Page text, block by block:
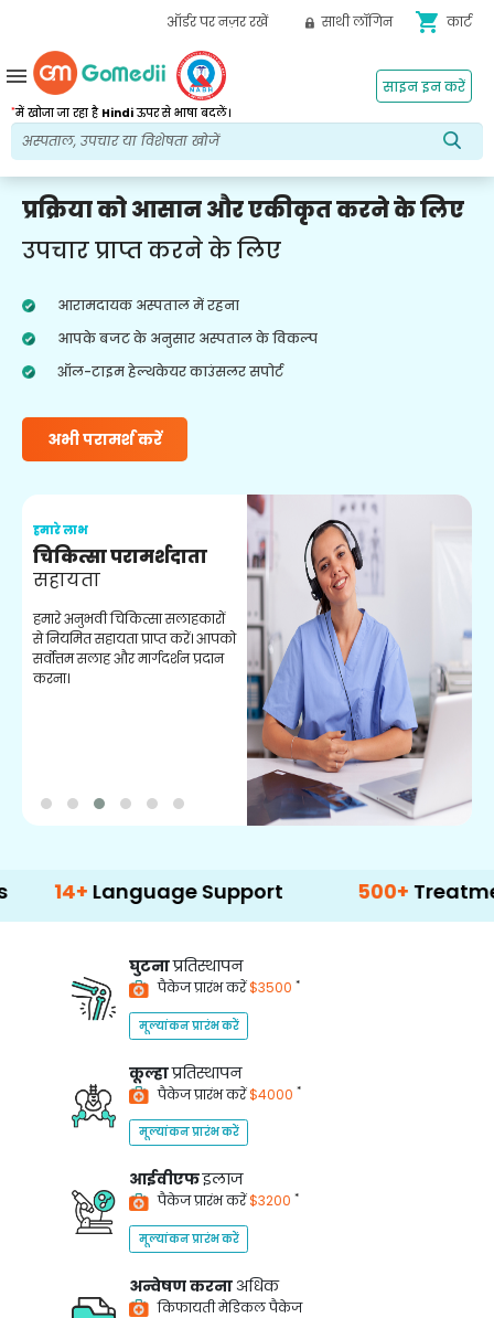
ऑर्डर पर नज़र रखें साथी लॉगिन shopping_cart कार्ट
*में खोजा जा रहा है Hindiऊपर से भाषा बदलें।
साइन इन करें
menu
प्रक्रिया को आसान और एकीकृत करने के लिए
उपचार प्राप्त करने के लिए
आरामदायक अस्पताल में रहना
आपके बजट के अनुसार अस्पताल के विकल्प
ऑल-टाइम हेल्थकेयर काउंसलर सपोर्ट
अभी परामर्श करें
हमारे लाभ
चिकित्सा परामर्शदाता
सहायता
हमारे अनुभवी चिकित्सा सलाहकारों
से नियमित सहायता प्राप्त करें। आपको
सर्वोत्तम सलाह और मार्गदर्शन प्रदान
करना।
Language Support 500+ Treatment
घुटनाप्रतिस्थापन
पैकेज प्रारंभ करें$3500 *
मूल्यांकन प्रारंभ करें
कूल्हाप्रतिस्थापन
पैकेज प्रारंभ करें$4000 *
मूल्यांकन प्रारंभ करें
आईवीएफइलाज
पैकेज प्रारंभ करें$3200 *
मूल्यांकन प्रारंभ करें
अन्वेषण करना अधिक
किफायती मेडिकल पैकेज